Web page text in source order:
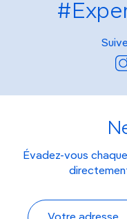
Évadez-vous